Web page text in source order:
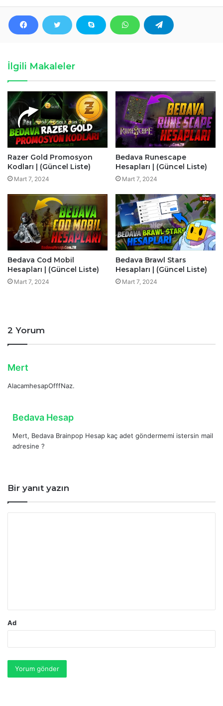
İlgili Makaleler
Razer Gold Promosyon
Kodları | (Güncel Liste)
Mart 7, 2024
Bedava Runescape
Hesapları | (Güncel Liste)
Mart 7, 2024
Bedava Cod Mobil
Hesapları | (Güncel Liste)
Mart 7, 2024
Bedava Brawl Stars
Hesapları | (Güncel Liste)
Mart 7, 2024
2 Yorum
Mert
d
i
AlacamhesapOfffNaz.
Bedava Hesap
d
Mert, Bedava Brainpop Hesap kaç adet göndermemi istersin mail
adresine ?
Bir yanıt yazın
Ad